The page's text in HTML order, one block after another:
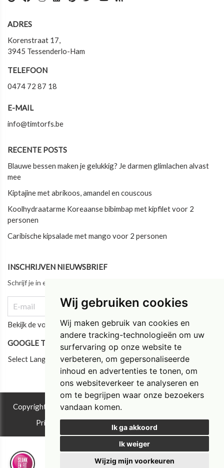
Wij gebruiken cookies
Wij maken gebruik van cookies en
andere tracking-technologieën om uw
surfervaring op onze website te
verbeteren, om gepersonaliseerde
inhoud en advertenties te tonen, om
ons websiteverkeer te analyseren en
om te begrijpen waar onze bezoekers
vandaan komen.
Ik ga akkoord
Ik weiger
Wijzig mijn voorkeuren
ADRES
Korenstraat 17,
3945 Tessenderlo-Ham
TELEFOON
0474 72 87 18
E-MAIL
info@timtorfs.be
RECENTE POSTS
Blauwe bessen maken je gelukkig? Je darmen glimlachen alvast
mee
Kiptajine met abrikoos, amandel en couscous
Koolhydraatarme Koreaanse bibimbap met kipfilet voor 2
personen
Caribische kipsalade met mango voor 2 personen
INSCHRIJVEN NIEUWSBRIEF
Schrijf je in en blijf als eerste op de hoogte van ons laatste nieuws!
Bekijk de vorige updates
GOOGLE TRANSLATE
Select Language
Copyright © 2026 Instituut Tim Torfs ®. All rights reserved.
Privacy & Cookies|UP-TO-DATE WebDesign